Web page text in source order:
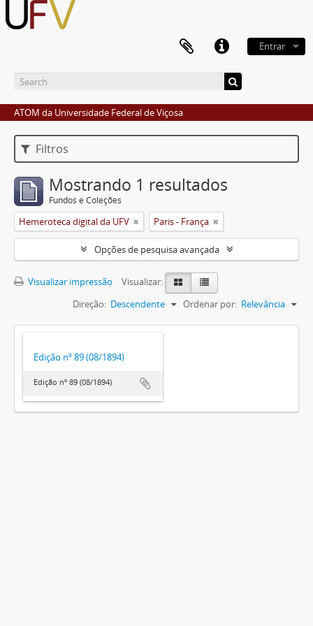
Entrar
ATOM da Universidade Federal de Viçosa
Filtros
Mostrando 1 resultados
Fundos e Coleções
Hemeroteca digital da UFV Paris - França
Opções de pesquisa avançada
Visualizar impressão
Visualizar:
Ordenar por: Relevância
Direção: Descendente
Edição nº 89 (08/1894)
Edição nº 89 (08/1894)